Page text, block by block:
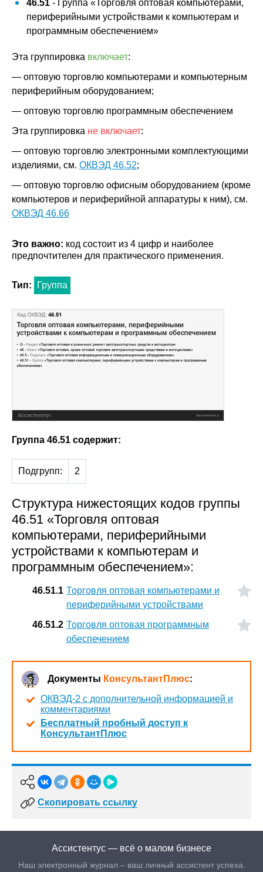
46.51 - Группа «Торговля оптовая компьютерами,
периферийными устройствами к компьютерам и
программным обеспечением»
Эта группировка включает:
— оптовую торговлю компьютерами и компьютерным
периферийным оборудованием;
— оптовую торговлю программным обеспечением
Эта группировка не включает:
— оптовую торговлю электронными комплектующими
изделиями, см. ОКВЭД 46.52;
— оптовую торговлю офисным оборудованием (кроме
компьютеров и периферийной аппаратуры к ним), см.
ОКВЭД 46.66
Это важно: код состоит из 4 цифр и наиболее
предпочтителен для практического применения.
Тип: Группа
Группа 46.51 содержит:
Подгрупп: 2
Структура нижестоящих кодов группы
46.51 «Торговля оптовая
компьютерами, периферийными
устройствами к компьютерам и
программным обеспечением»:
46.51.1 Торговля оптовая компьютерами и
периферийными устройствами
46.51.2 Торговля оптовая программным
обеспечением
Документы КонсультантПлюс:
ОКВЭД-2 с дополнительной информацией и
комментариями
Бесплатный пробный доступ к
КонсультантПлюс
Скопировать ссылку
Ассистентус — всё о малом бизнесе
Наш электронный журнал – ваш личный ассистент успеха.